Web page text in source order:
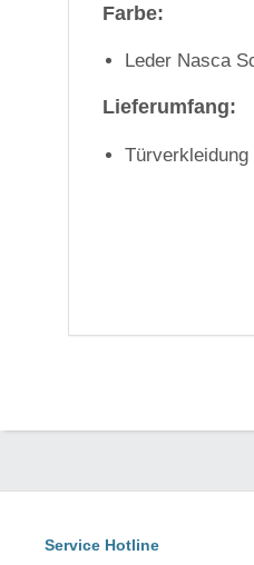
Farbe:
Leder Nasca
Lieferumfang:
Türverkleidung
Service Hotline